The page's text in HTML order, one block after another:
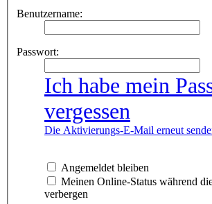
Benutzername:
Passwort:
Ich habe mein
vergessen
Die Aktivierungs-E-Mail erneut
Angemeldet bleiben
Meinen Online-Status während
verbergen